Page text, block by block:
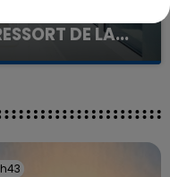
DE LA...
la clinique qui a